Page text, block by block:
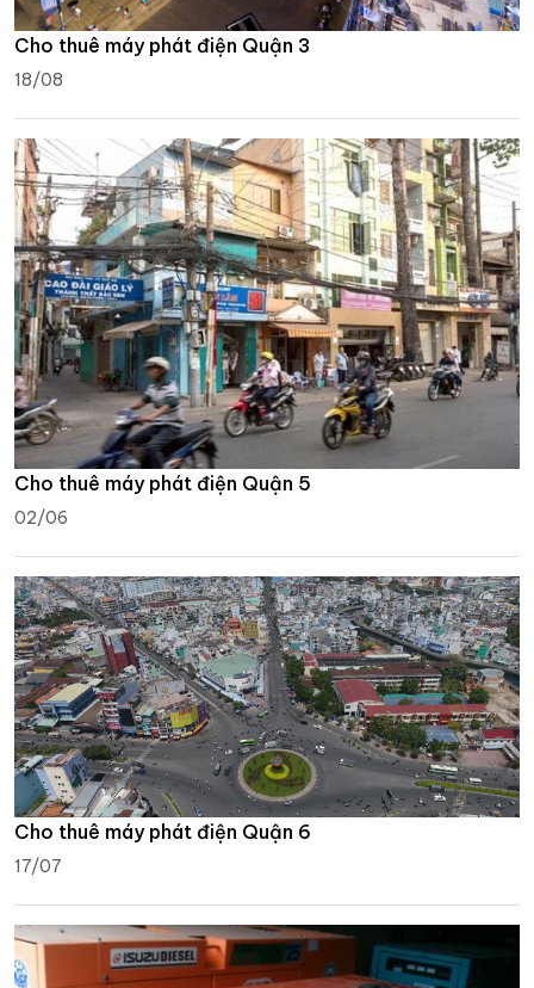
Cho thuê máy phát điện Quận 3
18/08
Cho thuê máy phát điện Quận 5
02/06
Cho thuê máy phát điện Quận 6
17/07